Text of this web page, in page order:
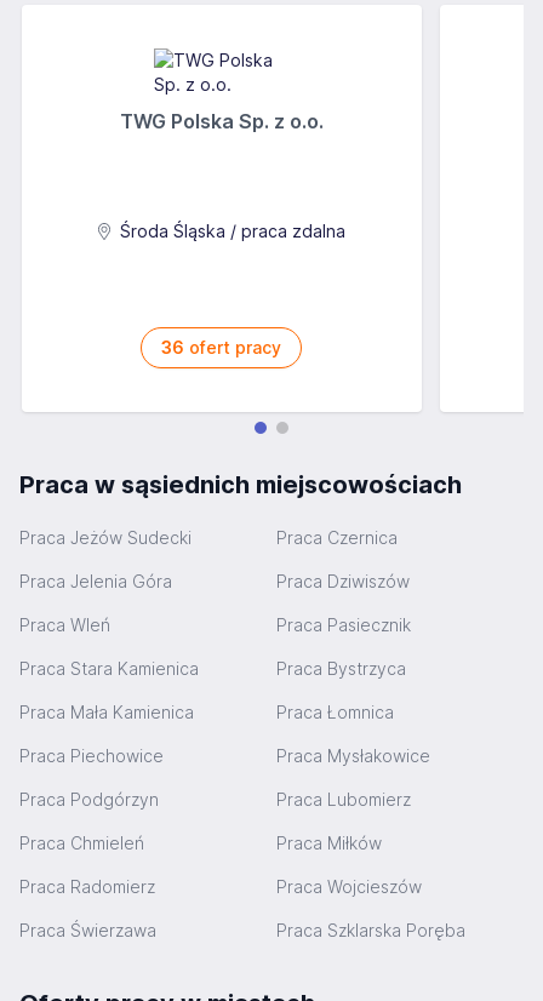
TWG Polska Sp. z o.o.
Środa Śląska / praca zdalna
36 ofert pracy
Praca w sąsiednich miejscowościach
Praca Jeżów Sudecki Praca Czernica
Praca Jelenia Góra Praca Dziwiszów
Praca Wleń Praca Pasiecznik
Praca Stara Kamienica Praca Bystrzyca
Praca Mała Kamienica Praca Łomnica
Praca Piechowice Praca Mysłakowice
Praca Podgórzyn Praca Lubomierz
Praca Chmieleń Praca Miłków
Praca Radomierz Praca Wojcieszów
Praca Świerzawa Praca Szklarska Poręba